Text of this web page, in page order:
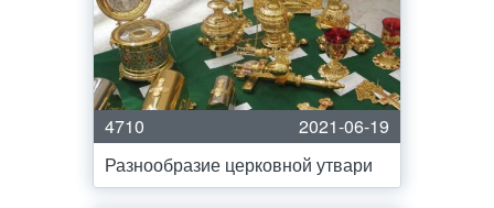
4710
2021-06-19
Разнообразие церковной утвари